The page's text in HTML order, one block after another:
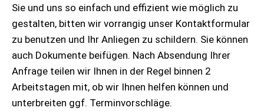
Sie und uns so einfach und effizient wie möglich zu
gestalten, bitten wir vorrangig unser Kontaktformular
zu benutzen und Ihr Anliegen zu schildern. Sie können
auch Dokumente beifügen. Nach Absendung Ihrer
Anfrage teilen wir Ihnen in der Regel binnen 2
Arbeitstagen mit, ob wir Ihnen helfen können und
unterbreiten ggf. Terminvorschläge.